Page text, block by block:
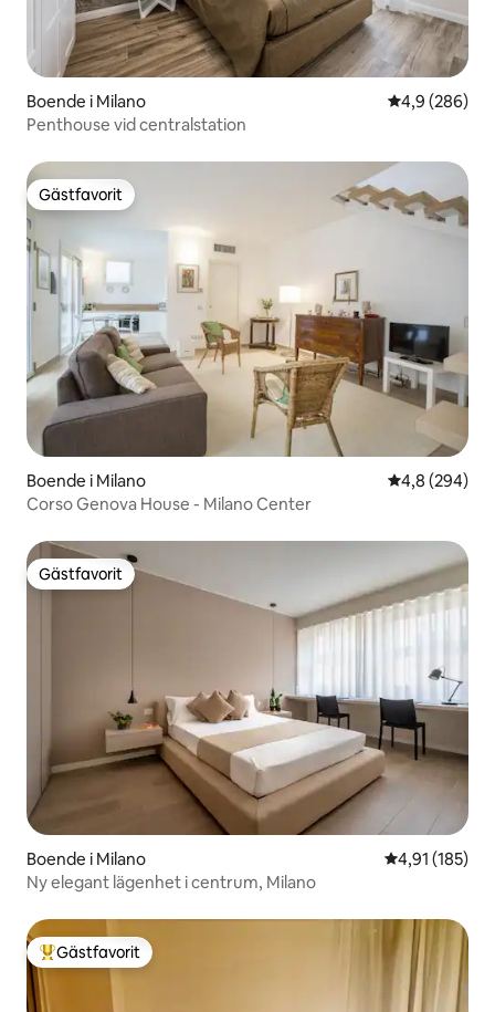
Boende i Milano 4,9 av 5 i
4,9 (286)
Penthouse vid centralstation
Gästfavorit
Gästfavorit
Boende i Milano 4,8 av 5 i
4,8 (294)
Corso Genova House - Milano Center
Gästfavorit
Gästfavorit
Boende i Milano 4,91 av 5 i
4,91 (185)
Ny elegant lägenhet i centrum, Milano
Populär gästfavorit
Gästfavorit